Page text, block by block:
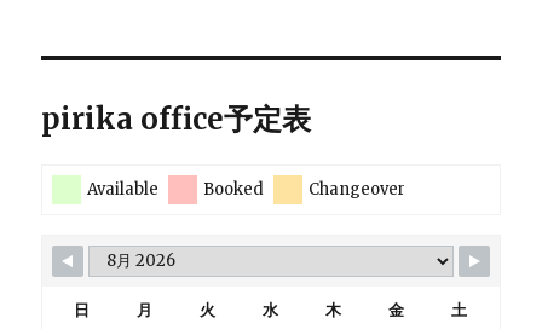
て
用
れ
り
pirika office予定表
Available Booked Changeover
日 月 火 水 木 金 土